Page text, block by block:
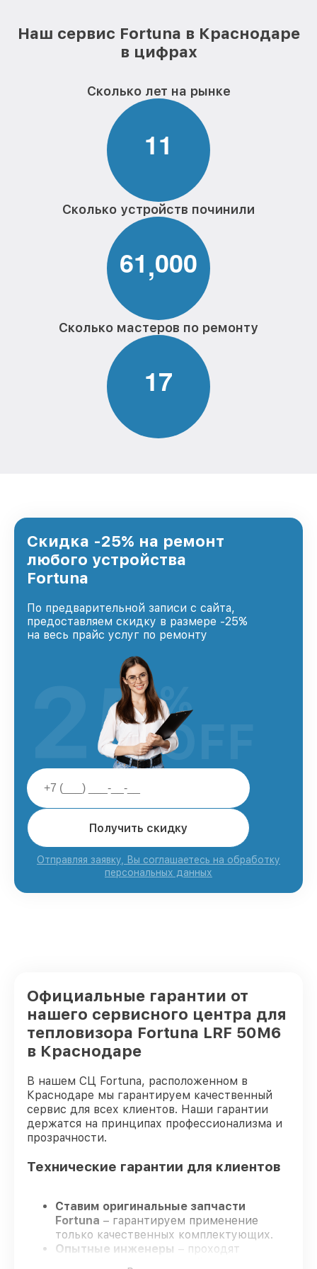
Наш сервис Fortuna в Краснодаре
в цифрах
Сколько лет на рынке
11
Сколько устройств починили
61,000
Сколько мастеров по ремонту
17
Скидка -25% на ремонт
любого устройства
Fortuna
По предварительной записи с сайта,
предоставляем скидку в размере -25%
на весь прайс услуг по ремонту
Получить скидку
Отправляя заявку, Вы соглашаетесь на обработку
персональных данных
25%
OFF
Официальные гарантии от
нашего сервисного центра для
тепловизора Fortuna LRF 50M6
в Краснодаре
В нашем СЦ Fortuna, расположенном в
Краснодаре мы гарантируем качественный
сервис для всех клиентов. Наши гарантии
держатся на принципах профессионализма и
прозрачности.
Технические гарантии для клиентов
Ставим оригинальные запчасти
Fortuna – гарантируем применение
только качественных комплектующих.
Опытные инженеры – проходят